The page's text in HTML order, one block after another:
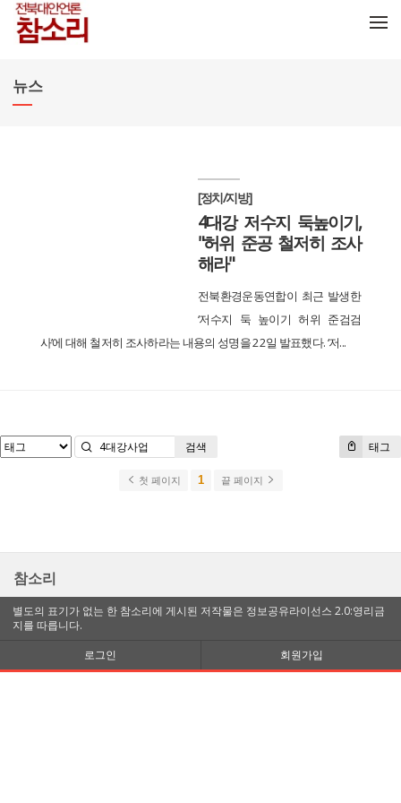
뉴스
[정치/지방]
4대강 저수지 둑높이기,
"허위 준공 철저히 조사
해라"
전북환경운동연합이 최근 발생한
‘저수지 둑 높이기 허위 준검검
사’에 대해 철저히 조사하라는 내용의 성명을 22일 발표했다. ‘저...
태그
검색
첫 페이지 1 끝 페이지
참소리
별도의 표기가 없는 한 참소리에 게시된 저작물은 정보공유라이선스 2.0:영리금
지를 따릅니다.
로그인
회원가입